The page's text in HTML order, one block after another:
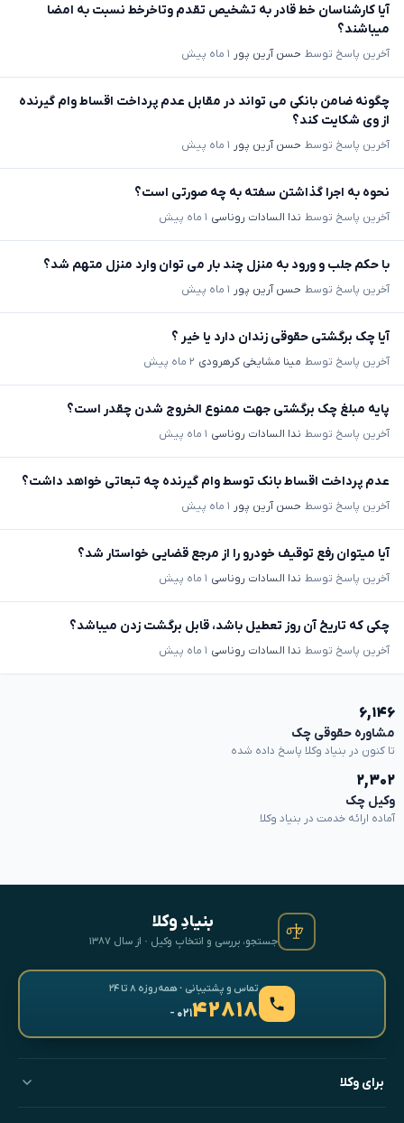
آیا کارشناسان خط قادر به تشخیص تقدم وتاخرخط نسبت به امضا
میباشند؟
آخرین پاسخ توسط حسن آرین پور ۱ ماه پیش
چگونه ضامن بانکی می تواند در مقابل عدم پرداخت اقساط وام گیرنده
از وی شکایت کند؟
آخرین پاسخ توسط حسن آرین پور ۱ ماه پیش
نحوه به اجرا گذاشتن سفته به چه صورتی است؟
آخرین پاسخ توسط ندا السادات روناسی ۱ ماه پیش
با حکم جلب و ورود به منزل چند بار می توان وارد منزل متهم شد؟
آخرین پاسخ توسط حسن آرین پور ۱ ماه پیش
آیا چک برگشتی حقوقی زندان دارد یا خیر ؟
آخرین پاسخ توسط مینا مشایخی کرهرودی ۲ ماه پیش
پایه مبلغ چک برگشتی جهت ممنوع الخروج شدن چقدر است؟
آخرین پاسخ توسط ندا السادات روناسی ۱ ماه پیش
عدم پرداخت اقساط بانک توسط وام گیرنده چه تبعاتی خواهد داشت؟
آخرین پاسخ توسط حسن آرین پور ۱ ماه پیش
آیا میتوان رفع توقیف خودرو را از مرجع قضایی خواستار شد؟
آخرین پاسخ توسط ندا السادات روناسی ۱ ماه پیش
چکی که تاریخ آن روز تعطیل باشد، قابل برگشت زدن میباشد؟
آخرین پاسخ توسط ندا السادات روناسی ۱ ماه پیش
۶,۱۴۶
مشاوره حقوقی چک
تا کنون در بنیاد وکلا پاسخ داده شده
۲,۳۰۲
وکیل چک
آماده ارائه خدمت در بنیاد وکلا
بنیادِ وکلا
جستجو، بررسی و انتخابِ وکیل · از سال ۱۳۸۷
تماس و پشتیبانی · همه‌روزه ۸ تا ۲۴
۴۲۸۱۸- ۰۲۱
برای وکلا